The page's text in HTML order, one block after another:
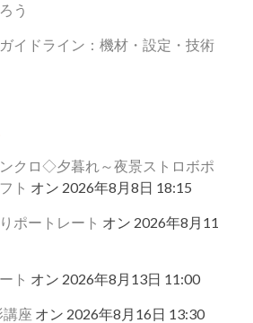
う
イドライン：機材・設定・技術
ンクロ◇夕暮れ～夜景ストロボポ
ト オン 2026年8月8日 18:15
ポートレート オン 2026年8月11
ト オン 2026年8月13日 11:00
講座 オン 2026年8月16日 13:30